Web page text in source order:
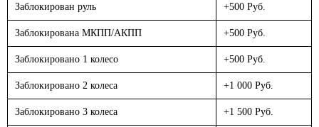
Заблокирован руль +500 Руб.
Заблокирована МКПП/АКПП +500 Руб.
Заблокировано 1 колесо +500 Руб.
Заблокировано 2 колеса +1 000 Руб.
Заблокировано 3 колеса +1 500 Руб.